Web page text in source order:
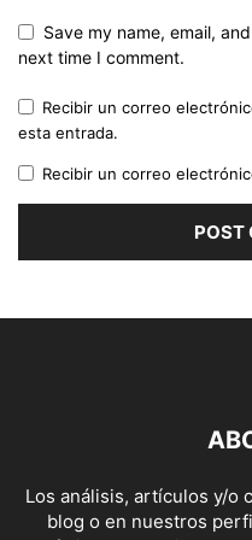
Save my name, email,
next time I comment.
Recibir un correo
esta entrada.
Recibir un correo
Los análisis, artículos y/o
blog o en nuestros